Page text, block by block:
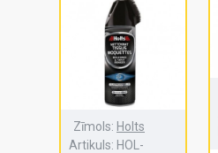
Zīmols: Holts
Artikuls: HOL-